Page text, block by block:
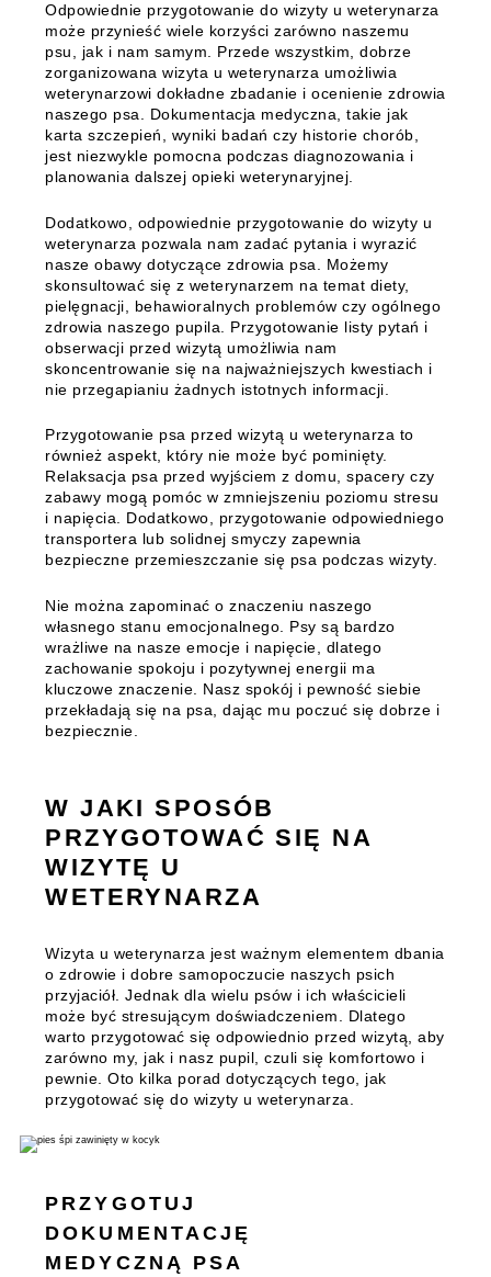
Odpowiednie przygotowanie do wizyty u weterynarza
może przynieść wiele korzyści zarówno naszemu
psu, jak i nam samym. Przede wszystkim, dobrze
zorganizowana wizyta u weterynarza umożliwia
weterynarzowi dokładne zbadanie i ocenienie zdrowia
naszego psa. Dokumentacja medyczna, takie jak
karta szczepień, wyniki badań czy historie chorób,
jest niezwykle pomocna podczas diagnozowania i
planowania dalszej opieki weterynaryjnej.
Dodatkowo, odpowiednie przygotowanie do wizyty u
weterynarza pozwala nam zadać pytania i wyrazić
nasze obawy dotyczące zdrowia psa. Możemy
skonsultować się z weterynarzem na temat diety,
pielęgnacji, behawioralnych problemów czy ogólnego
zdrowia naszego pupila. Przygotowanie listy pytań i
obserwacji przed wizytą umożliwia nam
skoncentrowanie się na najważniejszych kwestiach i
nie przegapianiu żadnych istotnych informacji.
Przygotowanie psa przed wizytą u weterynarza to
również aspekt, który nie może być pominięty.
Relaksacja psa przed wyjściem z domu, spacery czy
zabawy mogą pomóc w zmniejszeniu poziomu stresu
i napięcia. Dodatkowo, przygotowanie odpowiedniego
transportera lub solidnej smyczy zapewnia
bezpieczne przemieszczanie się psa podczas wizyty.
Nie można zapominać o znaczeniu naszego
własnego stanu emocjonalnego. Psy są bardzo
wrażliwe na nasze emocje i napięcie, dlatego
zachowanie spokoju i pozytywnej energii ma
kluczowe znaczenie. Nasz spokój i pewność siebie
przekładają się na psa, dając mu poczuć się dobrze i
bezpiecznie.
W JAKI SPOSÓB
PRZYGOTOWAĆ SIĘ NA
WIZYTĘ U
WETERYNARZA
Wizyta u weterynarza jest ważnym elementem dbania
o zdrowie i dobre samopoczucie naszych psich
przyjaciół. Jednak dla wielu psów i ich właścicieli
może być stresującym doświadczeniem. Dlatego
warto przygotować się odpowiednio przed wizytą, aby
zarówno my, jak i nasz pupil, czuli się komfortowo i
pewnie. Oto kilka porad dotyczących tego, jak
przygotować się do wizyty u weterynarza.
PRZYGOTUJ
DOKUMENTACJĘ
MEDYCZNĄ PSA